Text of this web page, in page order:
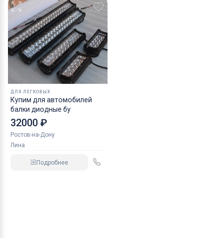
ДЛЯ ЛЕГКОВЫХ
Купим для автомобилей
балки диодные бу
32000 ₽
Ростов-на-Дону
Лина
Подробнее